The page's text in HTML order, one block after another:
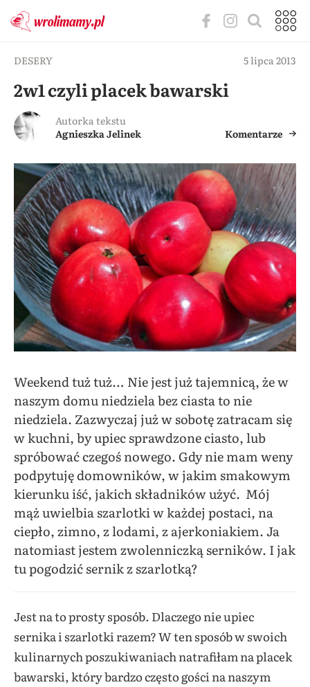
DESERY 5 lipca 2013
2w1 czyli placek bawarski
Autorka tekstu
Agnieszka Jelinek
Komentarze
Weekend tuż tuż… Nie jest już tajemnicą, że w
naszym domu niedziela bez ciasta to nie
niedziela. Zazwyczaj już w sobotę zatracam się
w kuchni, by upiec sprawdzone ciasto, lub
spróbować czegoś nowego. Gdy nie mam weny
podpytuję domowników, w jakim smakowym
kierunku iść, jakich składników użyć. Mój
mąż uwielbia szarlotki w każdej postaci, na
ciepło, zimno, z lodami, z ajerkoniakiem. Ja
natomiast jestem zwolenniczką serników. I jak
tu pogodzić sernik z szarlotką?
Jest na to prosty sposób. Dlaczego nie upiec
sernika i szarlotki razem? W ten sposób w swoich
kulinarnych poszukiwaniach natrafiłam na placek
bawarski, który bardzo często gości na naszym